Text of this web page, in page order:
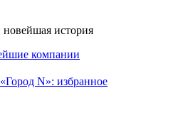
новейшая история
компании
«Город N»: избранное